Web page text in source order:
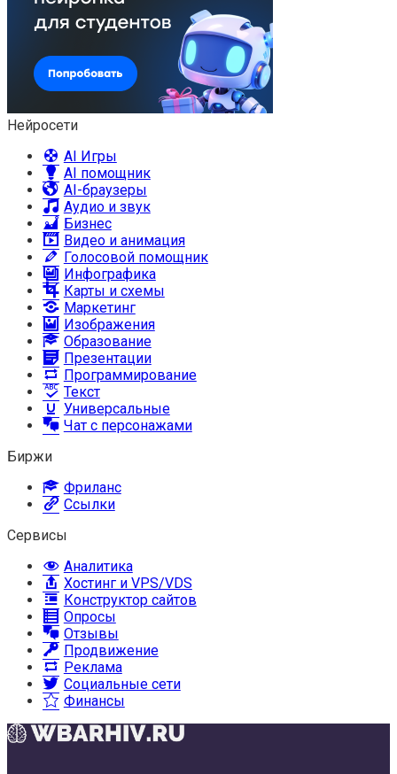
Нейросети
AI Игры
AI помощник
AI-браузеры
Аудио и звук
Бизнес
Видео и анимация
Голосовой помощник
Инфографика
Карты и схемы
Маркетинг
Изображения
Образование
Презентации
Программирование
Текст
Универсальные
Чат с персонажами
Биржи
Фриланс
Ссылки
Сервисы
Аналитика
Хостинг и VPS/VDS
Конструктор сайтов
Опросы
Отзывы
Продвижение
Реклама
Социальные сети
Финансы